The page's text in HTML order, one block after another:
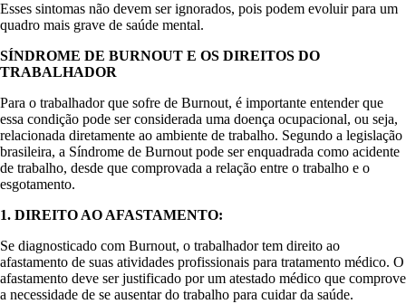
Esses sintomas não devem ser ignorados, pois podem evoluir para um
quadro mais grave de saúde mental.
SÍNDROME DE BURNOUT E OS DIREITOS DO
TRABALHADOR
Para o trabalhador que sofre de Burnout, é importante entender que
essa condição pode ser considerada uma doença ocupacional, ou seja,
relacionada diretamente ao ambiente de trabalho. Segundo a legislação
brasileira, a Síndrome de Burnout pode ser enquadrada como acidente
de trabalho, desde que comprovada a relação entre o trabalho e o
esgotamento.
1. DIREITO AO AFASTAMENTO:
Se diagnosticado com Burnout, o trabalhador tem direito ao
afastamento de suas atividades profissionais para tratamento médico. O
afastamento deve ser justificado por um atestado médico que comprove
a necessidade de se ausentar do trabalho para cuidar da saúde.